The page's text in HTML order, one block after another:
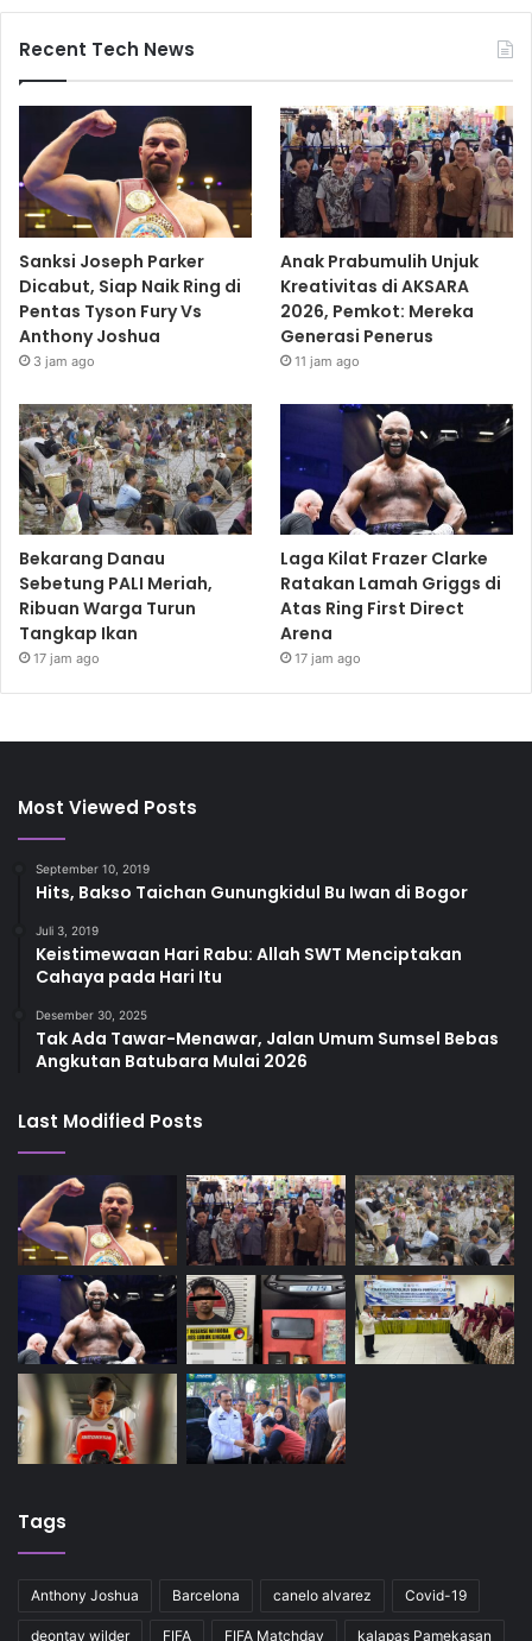
Recent Tech News
Sanksi Joseph Parker
Dicabut, Siap Naik Ring di
Pentas Tyson Fury Vs
Anthony Joshua
3 jam ago
Anak Prabumulih Unjuk
Kreativitas di AKSARA
2026, Pemkot: Mereka
Generasi Penerus
11 jam ago
Bekarang Danau
Sebetung PALI Meriah,
Ribuan Warga Turun
Tangkap Ikan
17 jam ago
Laga Kilat Frazer Clarke
Ratakan Lamah Griggs di
Atas Ring First Direct
Arena
17 jam ago
Most Viewed Posts
September 10, 2019
Hits, Bakso Taichan Gunungkidul Bu Iwan di Bogor
Juli 3, 2019
Keistimewaan Hari Rabu: Allah SWT Menciptakan
Cahaya pada Hari Itu
Desember 30, 2025
Tak Ada Tawar-Menawar, Jalan Umum Sumsel Bebas
Angkutan Batubara Mulai 2026
Last Modified Posts
Tags
Anthony Joshua Barcelona canelo alvarez Covid-19
deontay wilder FIFA FIFA Matchday kalapas Pamekasan